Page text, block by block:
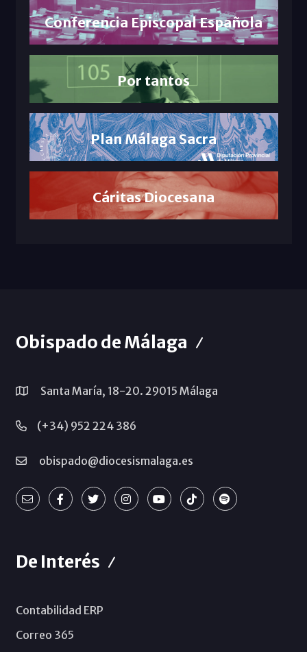
Conferencia Episcopal Española
Por tantos
Plan Málaga Sacra
Cáritas Diocesana
Obispado de Málaga
Santa María, 18-20. 29015 Málaga
(+34) 952 224 386
obispado@diocesismalaga.es
De Interés
Contabilidad ERP
Correo 365